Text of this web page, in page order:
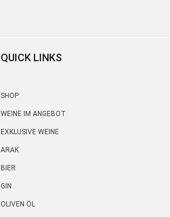
QUICK LINKS
SHOP
WEINE IM ANGEBOT
EXKLUSIVE WEINE
ARAK
BIER
GIN
OLIVEN ÖL